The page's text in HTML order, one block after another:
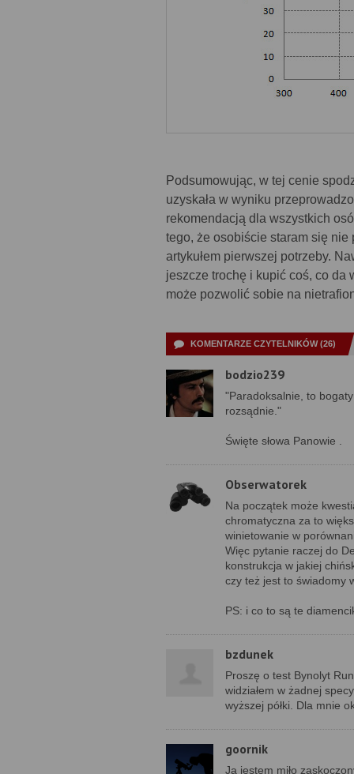
Podsumowując, w tej cenie
uzyskała w wyniku
rekomendacją dla wszystkich
tego, że osobiście staram się
artykułem pierwszej potrzeby.
jeszcze trochę i kupić coś, co da
może pozwolić sobie na
KOMENTARZE CZYTELNIKÓW (26)
bodzio239
"Paradoksalnie, to
rozsądnie."
Święte słowa Panowie .
Obserwatorek
Na początek może
chromatyczna za to
winietowanie w
Więc pytanie raczej do
konstrukcja w jakiej
czy też jest to świadomy
PS: i co to są te
bzdunek
Proszę o test Bynolyt
widziałem w żadnej
wyższej półki. Dla mnie
goornik
Ja jestem miło